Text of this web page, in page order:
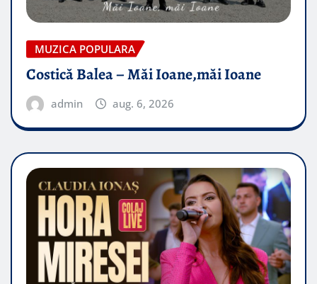
MUZICA POPULARA
Costică Balea – Măi Ioane,măi Ioane
admin aug. 6, 2026